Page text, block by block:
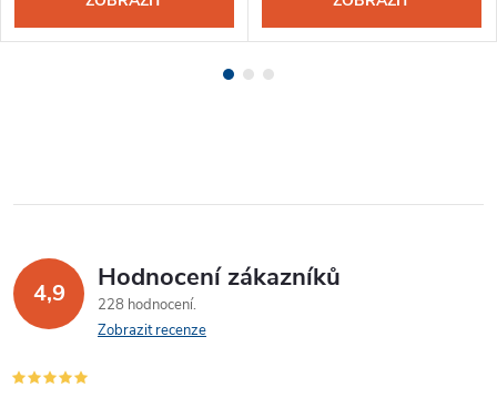
4,9 Hodnocení zákazníků
228 hodnocení
Zobrazit recenze